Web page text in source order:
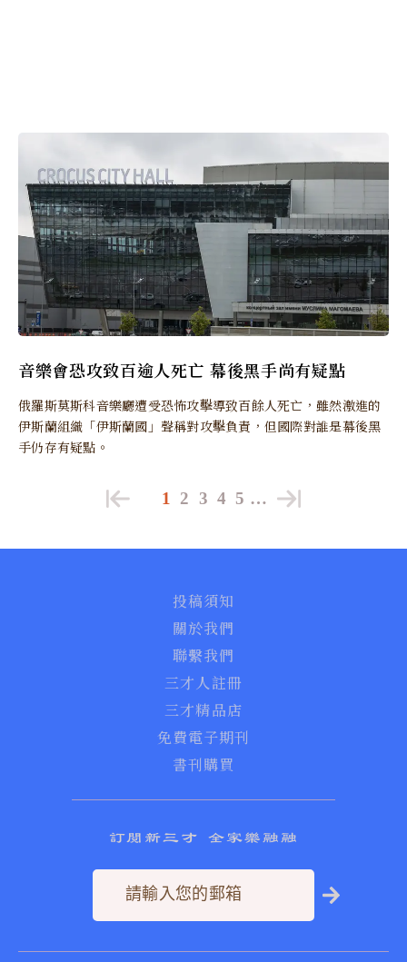
音樂會恐攻致百逾人死亡 幕後黑手尚有疑點
俄羅斯莫斯科音樂廳遭受恐怖攻擊導致百餘人死亡，雖然激進的
伊斯蘭組織「伊斯蘭國」聲稱對攻擊負責，但國際對誰是幕後黑
手仍存有疑點。
1 2 3 4 5 …
投稿須知
關於我們
聯繫我們
三才人註冊
三才精品店
免費電子期刊
書刊購買
訂閱新三才 全家樂融融